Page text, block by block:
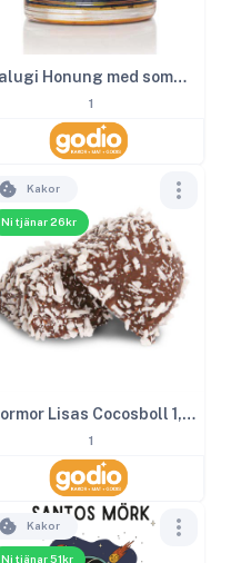
Calugi Honung med sommartryffel 40 g
1
Ni tjänar 26kr
Kakor
Mormor Lisas Cocosboll 1,6kg
1
Ni tjänar 51kr
Kakor